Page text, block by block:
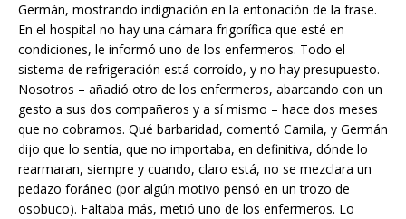
Germán, mostrando indignación en la entonación de la frase.
En el hospital no hay una cámara frigorífica que esté en
condiciones, le informó uno de los enfermeros. Todo el
sistema de refrigeración está corroído, y no hay presupuesto.
Nosotros – añadió otro de los enfermeros, abarcando con un
gesto a sus dos compañeros y a sí mismo – hace dos meses
que no cobramos. Qué barbaridad, comentó Camila, y Germán
dijo que lo sentía, que no importaba, en definitiva, dónde lo
rearmaran, siempre y cuando, claro está, no se mezclara un
pedazo foráneo (por algún motivo pensó en un trozo de
osobuco). Faltaba más, metió uno de los enfermeros. Lo